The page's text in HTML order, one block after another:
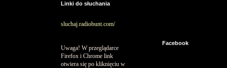
Facebook
Linki do słuchania
sluchaj.radiobunt.com/
Uwaga! W przeglądarce
Firefox i Chrome link
otwiera się po kliknięciu w